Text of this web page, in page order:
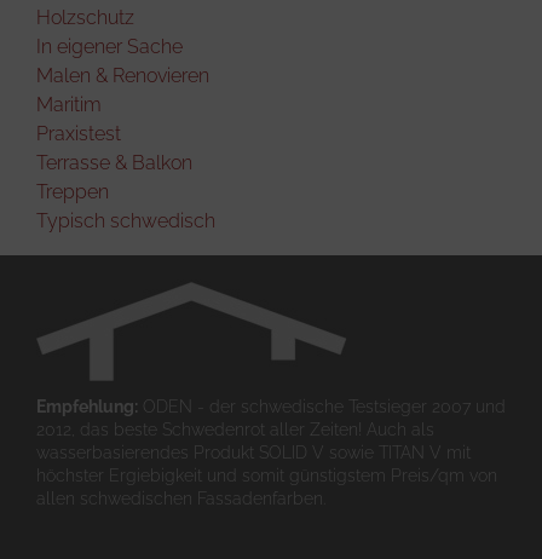
Holzschutz
In eigener Sache
Malen & Renovieren
Maritim
Praxistest
Terrasse & Balkon
Treppen
Typisch schwedisch
Empfehlung: ODEN - der schwedische Testsieger 2007 und
2012, das beste Schwedenrot aller Zeiten! Auch als
wasserbasierendes Produkt SOLID V sowie TITAN V mit
höchster Ergiebigkeit und somit günstigstem Preis/qm von
allen schwedischen Fassadenfarben.